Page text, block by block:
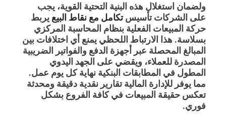
ولضمان استغلال هذه البنية التحتية القوية، يجب
على الشركات تأسيستكامل مع نقاط البيع يربط
حركة المبيعات الفعلية بنظام المحاسبة المركزي
بسلاسة. هذا الارتباط اللحظي يمنع أي اختلافات بين
المبالغ المحصلة عبر أجهزة الدفع والفواتير الضريبية
المصدرة للعملاء، ويقضي على الجهد اليدوي
المطول في المطابقات البنكية نهاية كل يوم عمل.
مما يوفر للإدارة المالية تقارير نقدية دقيقة ومحدثة
تعكس حقيقة المبيعات في كافة الفروع بشكل
فوري.